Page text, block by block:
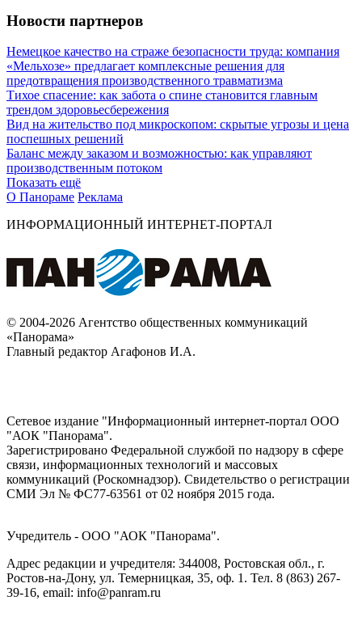
Новости партнеров
Немецкое качество на страже безопасности труда: компания
«Мельхозе» предлагает комплексные решения для
предотвращения производственного травматизма
Тихое спасение: как забота о спине становится главным
трендом здоровьесбережения
Вид на жительство под микроскопом: скрытые угрозы и цена
поспешных решений
Баланс между заказом и возможностью: как управляют
производственным потоком
Показать ещё
О Панораме Реклама
ИНФОРМАЦИОННЫЙ ИНТЕРНЕТ-ПОРТАЛ
© 2004-2026 Агентство общественных коммуникаций
«Панорама»
Главный редактор Агафонов И.А.
Сетевое издание "Информационный интернет-портал ООО
"АОК "Панорама".
Зарегистрировано Федеральной службой по надзору в сфере
связи, информационных технологий и массовых
коммуникаций (Роскомнадзор). Cвидетельство о регистрации
СМИ Эл № ФС77-63561 от 02 ноября 2015 года.
Учредитель - ООО "АОК "Панорама".
Адрес редакции и учредителя: 344008, Ростовская обл., г.
Ростов-на-Дону, ул. Темерницкая, 35, оф. 1. Тел. 8 (863) 267-
39-16, email: info@panram.ru